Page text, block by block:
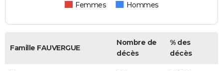
Femmes Hommes
Famille FAUVERGUE
Nombre de
décès
% des
décès